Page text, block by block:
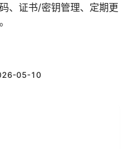
、证书/密钥管理、定期更
05-10